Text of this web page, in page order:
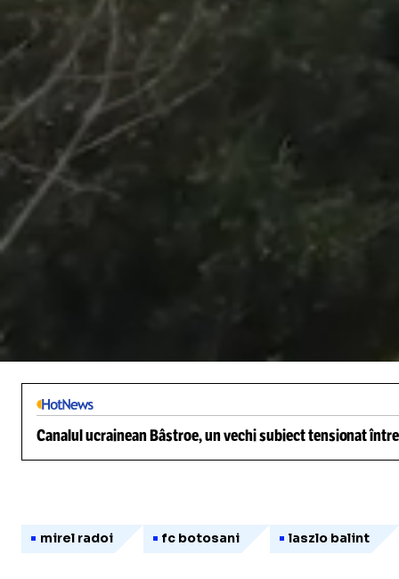
Canalul ucrainean Bâstroe, un vechi subiect tensionat
mirel radoi fc botosani laszlo balint